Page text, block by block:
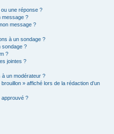
une réponse ?
message ?
message ?
à un sondage ?
sondage ?
?
jointes ?
un modérateur ?
» affiché lors de la rédaction d’un
approuvé ?